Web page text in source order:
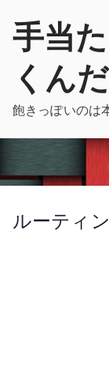
手当
くんだ
飽きっぽいのは
ルーティ